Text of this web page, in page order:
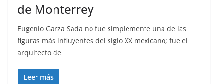
de Monterrey
Eugenio Garza Sada no fue simplemente una de las
figuras más influyentes del siglo XX mexicano; fue el
arquitecto de
Leer más